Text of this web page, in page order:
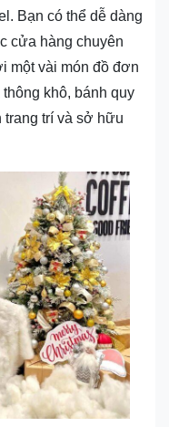
Bạn có thể dễ dàng
cửa hàng chuyên
một vài món đồ đơn
khô, bánh quy
trí và sở hữu